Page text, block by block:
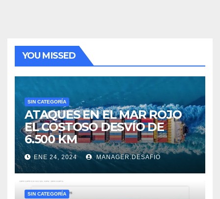
YOU MISSED
SIN CATEGORÍA
ATAQUES EN EL MAR ROJO
EL COSTOSO DESVÍO DE
6.500 KM
ENE 24, 2024 MANAGER.DESAFIO
SIN CATEGORÍA